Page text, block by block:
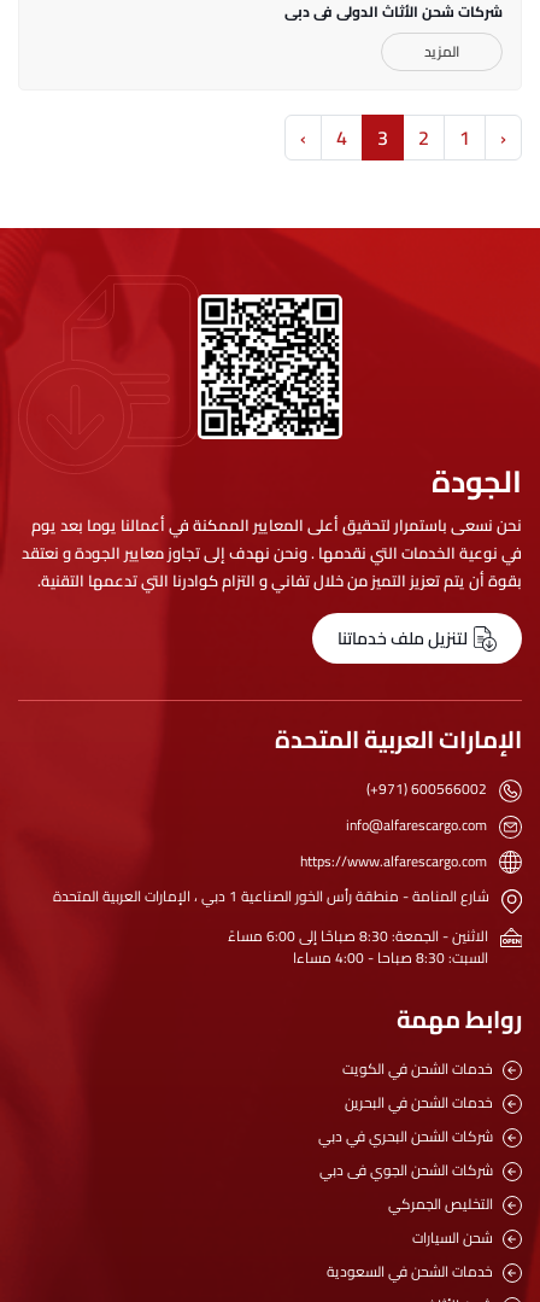
شركات شحن الأثاث الدولي في دبي
المزيد
‹
1
2
3
4
›
الجودة
نحن نسعى باستمرار لتحقيق أعلى المعايير الممكنة في أعمالنا يوما بعد يوم
في نوعية الخدمات التي نقدمها . ونحن نهدف إلى تجاوز معايير الجودة و نعتقد
بقوة أن يتم تعزيز التميز من خلال تفاني و التزام كوادرنا التي تدعمها التقنية.
لتنزيل ملف خدماتنا
الإمارات العربية المتحدة
(+971) 600566002
info@alfarescargo.com
https://www.alfarescargo.com
شارع المنامة - منطقة رأس الخور الصناعية 1 دبي ، الإمارات العربية المتحدة
الاثنين - الجمعة: 8:30 صباحًا إلى 6:00 مساءً
السبت: 8:30 صباحا - 4:00 مساءا
روابط مهمة
خدمات الشحن في الكويت
خدمات الشحن في البحرين
شركات الشحن البحري في دبي
شركات الشحن الجوي فى دبي
التخليص الجمركي
شحن السيارات
خدمات الشحن في السعودية